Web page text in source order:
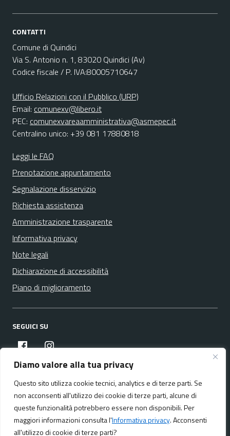
Diamo valore alla tua privacy
Questo sito utilizza cookie tecnici, analytics e di terze parti. Se
non acconsenti all'utilizzo dei cookie di terze parti, alcune di
queste funzionalità potrebbero essere non disponibili. Per
maggiori informazioni consulta l'Informativa privacy. Acconsenti
all'utilizzo di cookie di terze parti?
CONTATTI
Comune di Quindici
Via S. Antonio n. 1, 83020 Quindici (Av)
Codice fiscale / P. IVA:80005710647
Ufficio Relazioni con il Pubblico (URP)
Email: comunexv@libero.it
PEC: comunexvareaamministrativa@asmepec.it
Centralino unico: +39 081 17880818
Leggi le FAQ
Prenotazione appuntamento
Segnalazione disservizio
Richiesta assistenza
Amministrazione trasparente
Informativa privacy
Note legali
Dichiarazione di accessibilità
Piano di miglioramento
SEGUICI SU
facebookinstagram
Media policy Mappa del sito